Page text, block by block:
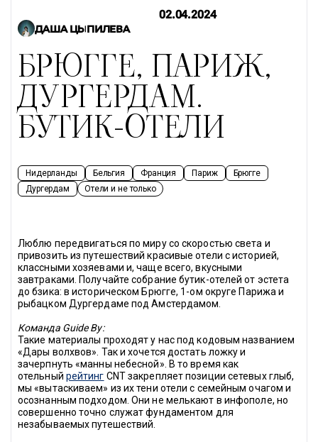
ДАША ЦЫПИЛЕВА
02.04.2024
БРЮГГЕ, ПАРИЖ,
ДУРГЕРДАМ.
БУТИК-ОТЕЛИ
Нидерланды Бельгия Франция Париж
Брюгге
Дургердам
Отели и не только
Люблю передвигаться по миру со скоростью света и
привозить из путешествий красивые отели с историей,
классными хозяевами и, чаще всего, вкусными
завтраками. Получайте собрание бутик-отелей от эстета
до бзика: в историческом Брюгге, 1-ом округе Парижа и
рыбацком Дургердаме под Амстердамом.
Команда Guide By:
Такие материалы проходят у нас под кодовым названием
«Дары волхвов». Так и хочется достать ложку и
зачерпнуть «манны небесной». В то время как
отельный рейтинг CNT закрепляет позиции сетевых глыб,
мы «вытаскиваем» из их тени отели с семейным очагом и
осознанным подходом. Они не мелькают в инфополе, но
совершенно точно служат фундаментом для
незабываемых путешествий.